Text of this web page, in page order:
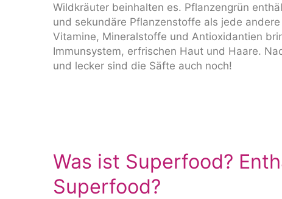
Wildkräuter beinhalten es. Pflanzengrün
und sekundäre Pflanzenstoffe als jede
Vitamine, Mineralstoffe und Antioxidantien
Immunsystem, erfrischen Haut und Haare.
und lecker sind die Säfte auch noch!
Was ist Superfood?
Superfood?